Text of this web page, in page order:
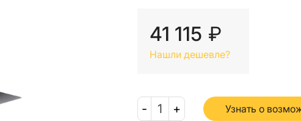
41 115 ₽
Нашли дешевле?
- 1 + Узнать о